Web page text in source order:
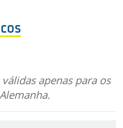
apenas para os